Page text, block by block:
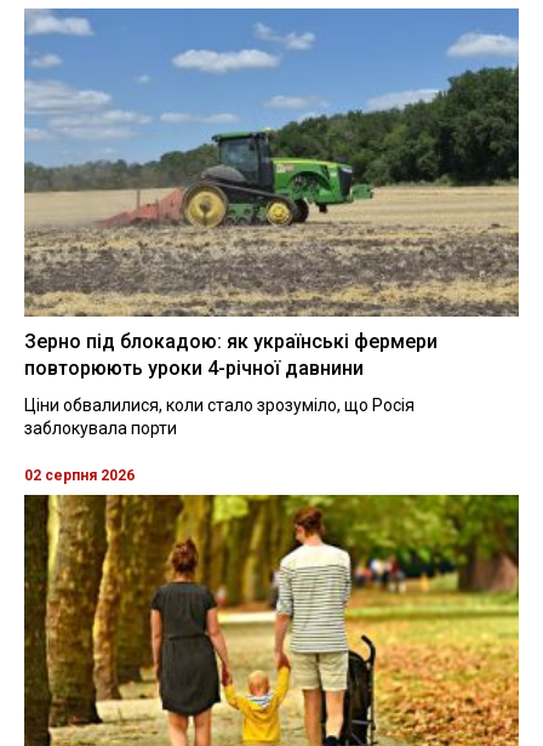
Зерно під блокадою: як українські фермери
повторюють уроки 4-річної давнини
Ціни обвалилися, коли стало зрозуміло, що Росія
заблокувала порти
02 серпня 2026